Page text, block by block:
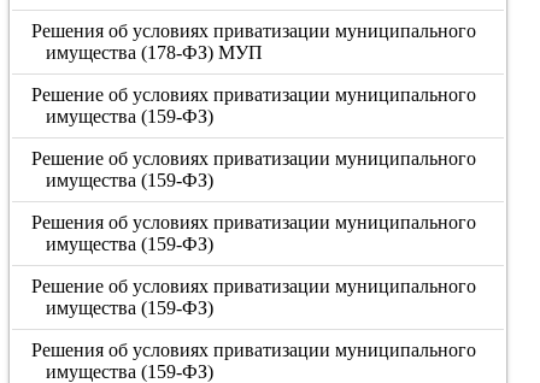
Решения об условиях приватизации муниципального
имущества (178-ФЗ) МУП
Решение об условиях приватизации муниципального
имущества (159-ФЗ)
Решение об условиях приватизации муниципального
имущества (159-ФЗ)
Решения об условиях приватизации муниципального
имущества (159-ФЗ)
Решение об условиях приватизации муниципального
имущества (159-ФЗ)
Решения об условиях приватизации муниципального
имущества (159-ФЗ)